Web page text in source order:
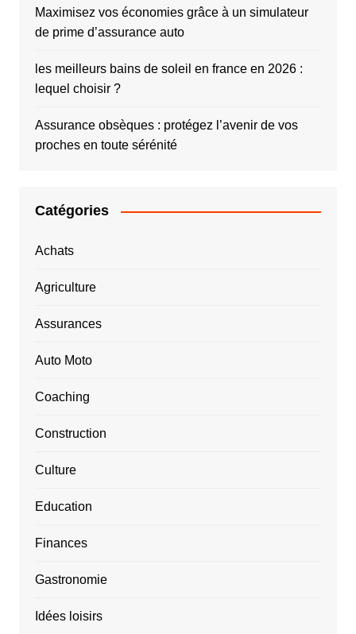
Maximisez vos économies grâce à un simulateur
de prime d’assurance auto
les meilleurs bains de soleil en france en 2026 :
lequel choisir ?
Assurance obsèques : protégez l’avenir de vos
proches en toute sérénité
Catégories
Achats
Agriculture
Assurances
Auto Moto
Coaching
Construction
Culture
Education
Finances
Gastronomie
Idées loisirs